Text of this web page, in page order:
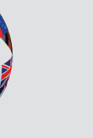
sont des
pour le
qui sont